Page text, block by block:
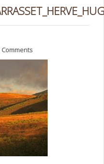
Comments